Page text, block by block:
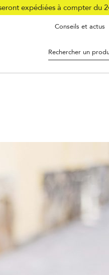
expédiées à compter
Conseils et actus